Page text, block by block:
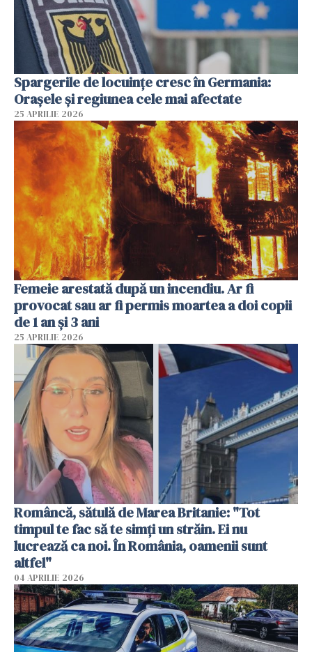
Spargerile de locuințe cresc în Germania:
Orașele și regiunea cele mai afectate
25 APRILIE 2026
Femeie arestată după un incendiu. Ar fi
provocat sau ar fi permis moartea a doi copii
de 1 an și 3 ani
25 APRILIE 2026
Româncă, sătulă de Marea Britanie: "Tot
timpul te fac să te simți un străin. Ei nu
lucrează ca noi. În România, oamenii sunt
altfel"
04 APRILIE 2026